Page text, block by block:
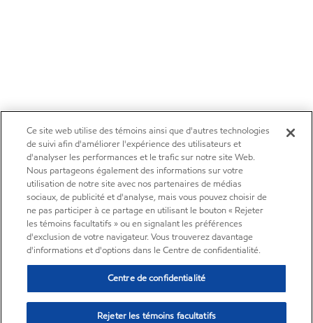
Ce site web utilise des témoins ainsi que d'autres technologies
de suivi afin d'améliorer l'expérience des utilisateurs et
d'analyser les performances et le trafic sur notre site Web.
Nous partageons également des informations sur votre
utilisation de notre site avec nos partenaires de médias
sociaux, de publicité et d'analyse, mais vous pouvez choisir de
ne pas participer à ce partage en utilisant le bouton « Rejeter
les témoins facultatifs » ou en signalant les préférences
d'exclusion de votre navigateur. Vous trouverez davantage
d'informations et d'options dans le Centre de confidentialité.
Centre de confidentialité
Rejeter les témoins facultatifs